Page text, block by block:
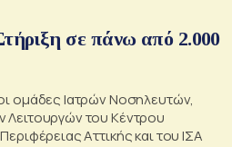
σε πάνω από 2.000
ομάδες Ιατρών Νοσηλευτών,
Λειτουργών του Κέντρου
Αττικής και του ΙΣΑ